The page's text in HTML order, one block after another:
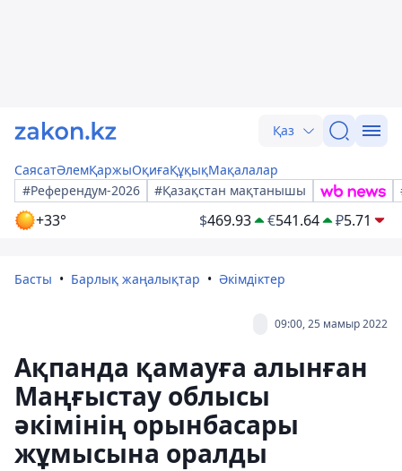
Қаз
СаясатӘлемҚаржыОқиғаҚұқықМақалалар
#Референдум-2026
#Қазақстан мақтанышы
+33° $469.93 €541.64 ₽5.71
Басты Барлық жаңалықтар Әкімдіктер
09:00, 25 мамыр 2022
Ақпанда қамауға алынған
Маңғыстау облысы
әкімінің орынбасары
жұмысына оралды